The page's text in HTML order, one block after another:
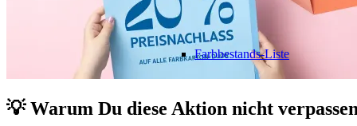
Farbbestands-Liste
💡 Warum Du diese Aktion nicht